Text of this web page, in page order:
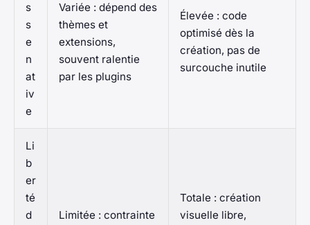
s
s
e
n
at
iv
e
Variée : dépend des
thèmes et
extensions,
souvent ralentie
par les plugins
Élevée : code
optimisé dès la
création, pas de
surcouche inutile
Li
b
er
té
d
Limitée : contrainte
Totale : création
visuelle libre,